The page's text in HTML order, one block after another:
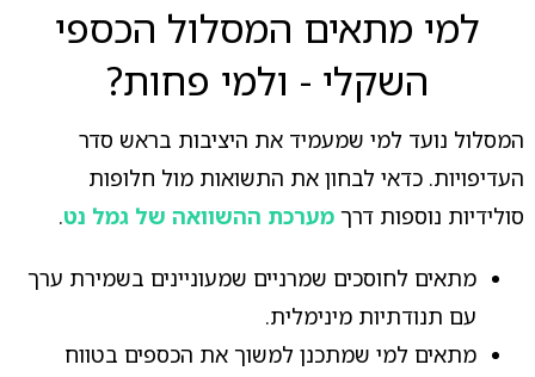
למי מתאים המסלול הכספי
השקלי - ולמי פחות?
המסלול נועד למי שמעמיד את היציבות בראש סדר
העדיפויות. כדאי לבחון את התשואות מול חלופות
סולידיות נוספות דרך מערכת ההשוואה של גמל נט.
מתאים לחוסכים שמרניים שמעוניינים בשמירת ערך
עם תנודתיות מינימלית.
מתאים למי שמתכנן למשוך את הכספים בטווח